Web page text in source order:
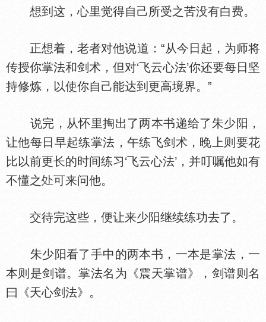
想到这，心里觉得自己所受之苦没有白费。
正想着，老者对他说道：“从今日起，为师将
传授你掌法和剑术，但对‘飞云心法’你还要每日坚
持修炼，以使你自己能达到更高境界。”
说完，从怀里掏出了两本书递给了朱少阳，
让他每日早起练掌法，午练飞剑术，晚上则要花
比以前更长的时间练习‘飞云心法’，并叮嘱他如有
不懂之
可来问他。
交待完这些，便让来少阳继续练功去了。
朱少阳看了手中的两本书，一本是掌法，一
本则是剑谱。掌法名为《震天掌谱》，剑谱则名
曰《天心剑法》。